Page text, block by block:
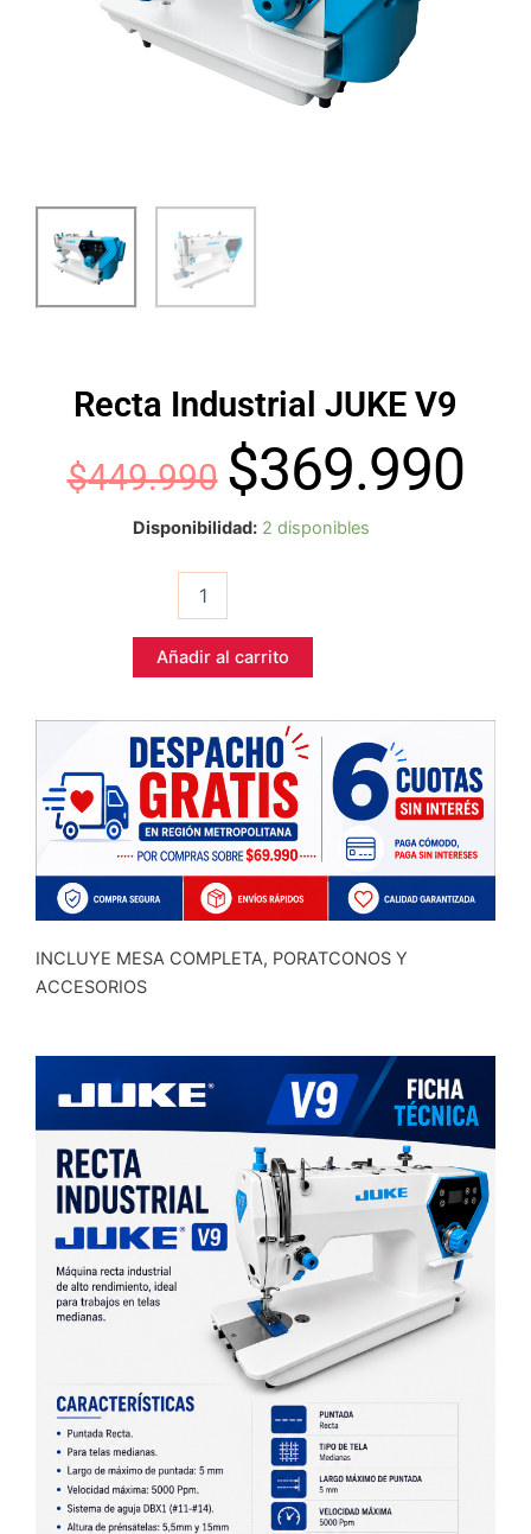
Recta Industrial JUKE V9
$449.990 El
precio
era:
$369.990El
Disponibilidad: 2 disponibles
Recta
cantidad
Añadir al carrito
INCLUYE MESA COMPLETA, PORATCONOS Y
ACCESORIOS